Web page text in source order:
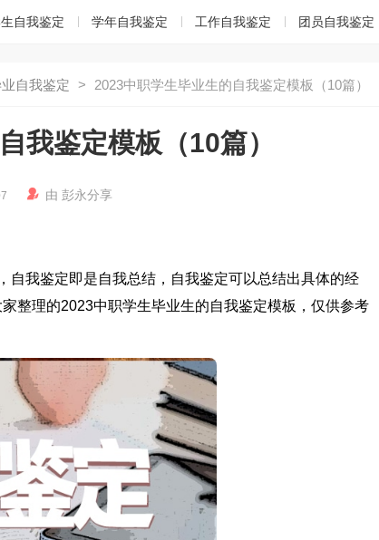
自我鉴定 学年自我鉴定 工作自我鉴定 团员自我鉴定
自我鉴定 > 2023中职学生毕业生的自我鉴定模板（10篇）
我鉴定模板（10篇）
 由 彭永分享
自我鉴定即是自我总结，自我鉴定可以总结出具体的经
整理的2023中职学生毕业生的自我鉴定模板，仅供参考